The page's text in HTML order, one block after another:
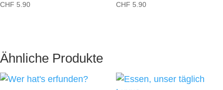
CHF 5.90 CHF 5.90
Ähnliche Produkte